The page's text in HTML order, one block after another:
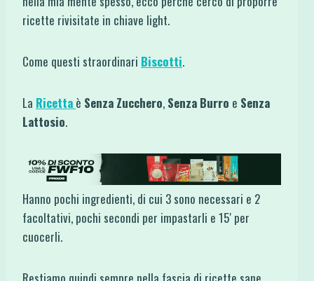
ricette rivisitate in chiave light.
Come questi straordinari Biscotti.
La Ricetta è Senza Zucchero, Senza Burro e Senza
Lattosio.
Hanno pochi ingredienti, di cui 3 sono necessari e 2
facoltativi, pochi secondi per impastarli e 15′ per
cuocerli.